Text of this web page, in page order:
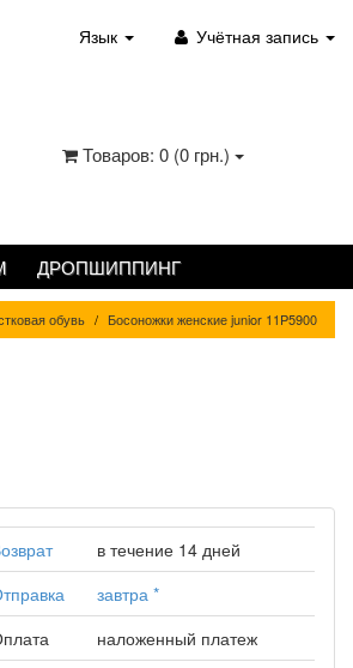
Язык Учётная запись
Товаров: 0 (0 грн.)
ДРОПШИППИНГ
обувь Босоножки женские junior 11P5900
в течение 14 дней
завтра*
наложенный платеж